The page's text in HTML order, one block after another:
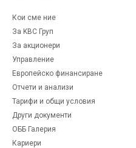
Кои сме ние
За KBC Груп
За акционери
Управление
Европейско финансиране
Отчети и анализи
Тарифи и общи условия
Други документи
ОББ Галерия
Кариери